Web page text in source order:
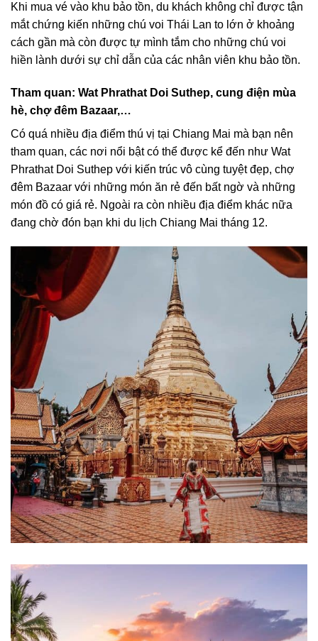
Khi mua vé vào khu bảo tồn, du khách không chỉ được tận
mắt chứng kiến những chú voi Thái Lan to lớn ở khoảng
cách gần mà còn được tự mình tắm cho những chú voi
hiền lành dưới sự chỉ dẫn của các nhân viên khu bảo tồn.
Tham quan: Wat Phrathat Doi Suthep, cung điện mùa
hè, chợ đêm Bazaar,…
Có quá nhiều địa điểm thú vị tại Chiang Mai mà bạn nên
tham quan, các nơi nổi bật có thể được kể đến như Wat
Phrathat Doi Suthep với kiến trúc vô cùng tuyệt đẹp, chợ
đêm Bazaar với những món ăn rẻ đến bất ngờ và những
món đồ có giá rẻ. Ngoài ra còn nhiều địa điểm khác nữa
đang chờ đón bạn khi du lịch Chiang Mai tháng 12.